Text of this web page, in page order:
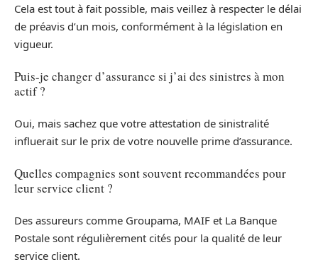
Cela est tout à fait possible, mais veillez à respecter le délai
de préavis d’un mois, conformément à la législation en
vigueur.
Puis-je changer d’assurance si j’ai des sinistres à mon
actif ?
Oui, mais sachez que votre attestation de sinistralité
influerait sur le prix de votre nouvelle prime d’assurance.
Quelles compagnies sont souvent recommandées pour
leur service client ?
Des assureurs comme Groupama, MAIF et La Banque
Postale sont régulièrement cités pour la qualité de leur
service client.